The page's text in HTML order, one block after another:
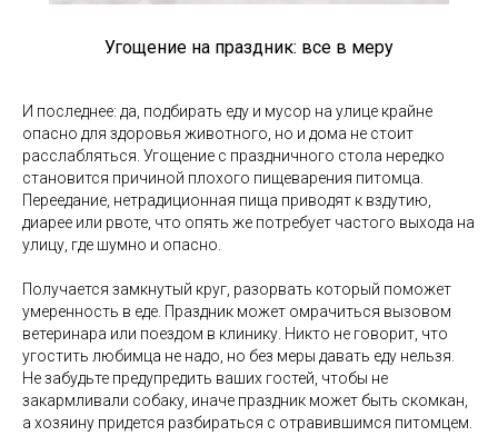
Угощение на праздник: все в меру
И последнее: да, подбирать еду и мусор на улице крайне
опасно для здоровья животного, но и дома не стоит
расслабляться. Угощение с праздничного стола нередко
становится причиной плохого пищеварения питомца.
Переедание, нетрадиционная пища приводят к вздутию,
диарее или рвоте, что опять же потребует частого выхода на
улицу, где шумно и опасно.
Получается замкнутый круг, разорвать который поможет
умеренность в еде. Праздник может омрачиться вызовом
ветеринара или поездом в клинику. Никто не говорит, что
угостить любимца не надо, но без меры давать еду нельзя.
Не забудьте предупредить ваших гостей, чтобы не
закармливали собаку, иначе праздник может быть скомкан,
а хозяину придется разбираться с отравившимся питомцем.